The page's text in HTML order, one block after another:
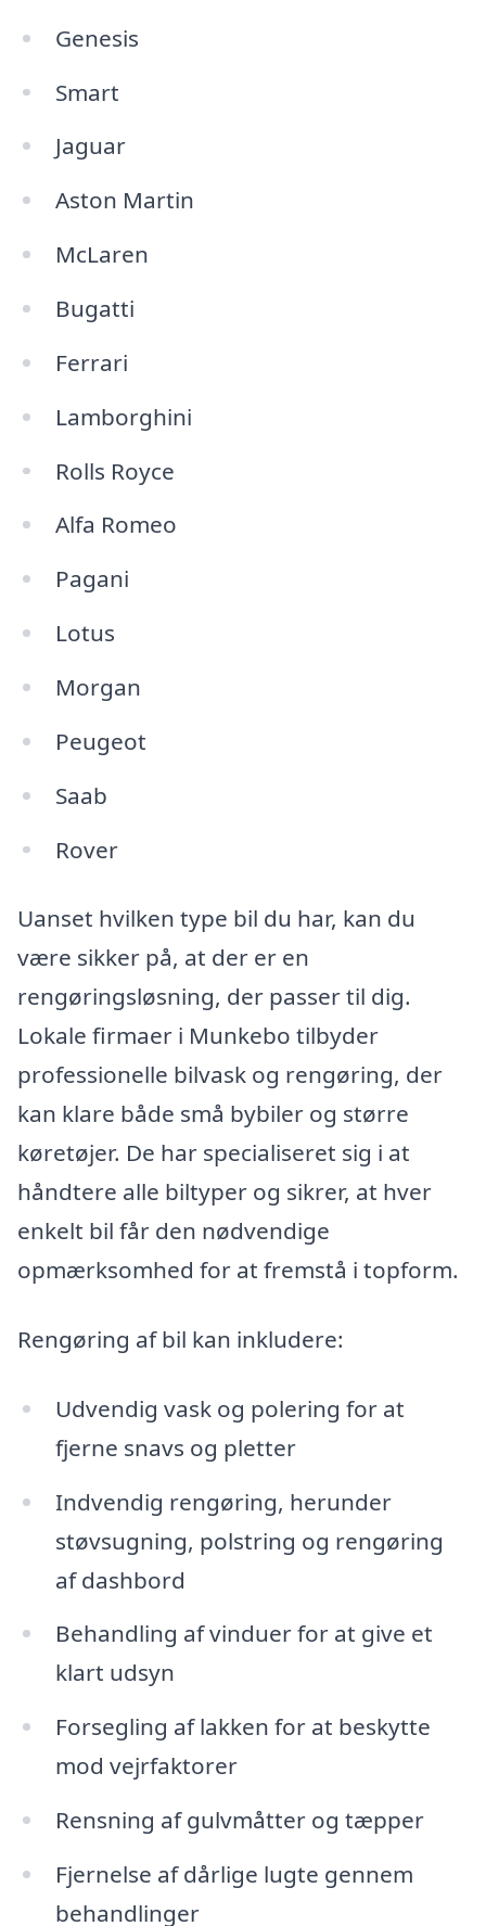
Genesis
Smart
Jaguar
Aston Martin
McLaren
Bugatti
Ferrari
Lamborghini
Rolls Royce
Alfa Romeo
Pagani
Lotus
Morgan
Peugeot
Saab
Rover
Uanset hvilken type bil du har, kan du
være sikker på, at der er en
rengøringsløsning, der passer til dig.
Lokale firmaer i Munkebo tilbyder
professionelle bilvask og rengøring, der
kan klare både små bybiler og større
køretøjer. De har specialiseret sig i at
håndtere alle biltyper og sikrer, at hver
enkelt bil får den nødvendige
opmærksomhed for at fremstå i topform.
Rengøring af bil kan inkludere:
Udvendig vask og polering for at
fjerne snavs og pletter
Indvendig rengøring, herunder
støvsugning, polstring og rengøring
af dashbord
Behandling af vinduer for at give et
klart udsyn
Forsegling af lakken for at beskytte
mod vejrfaktorer
Rensning af gulvmåtter og tæpper
Fjernelse af dårlige lugte gennem
behandlinger